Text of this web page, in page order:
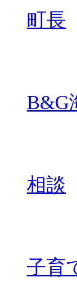
町長
B&G
相談
子育